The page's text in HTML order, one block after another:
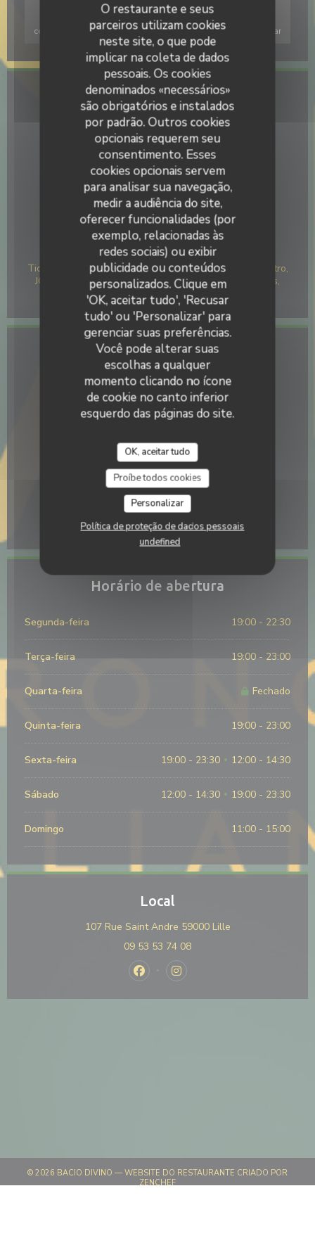
O restaurante e seus
parceiros utilizam cookies
neste site, o que pode
implicar na coleta de dados
pessoais. Os cookies
denominados «necessários»
são obrigatórios e instalados
por padrão. Outros cookies
opcionais requerem seu
consentimento. Esses
cookies opcionais servem
para analisar sua navegação,
medir a audiência do site,
oferecer funcionalidades (por
exemplo, relacionadas às
redes sociais) ou exibir
publicidade ou conteúdos
personalizados. Clique em
'OK, aceitar tudo', 'Recusar
tudo' ou 'Personalizar' para
gerenciar suas preferências.
Você pode alterar suas
escolhas a qualquer
momento clicando no ícone
de cookie no canto inferior
esquerdo das páginas do site.
OK, aceitar tudo
Proíbe todos cookies
Personalizar
Política de proteção de dados pessoais
undefined
Para exibir o mapa interativo do Waze, você deve aceitar os
cookies do Waze Map (Google). Esses cookies podem coletar
dados de navegação e localização.
Autorizar
Informações gerais
Culinária
Caseiro
Tipo de empresa
Restaurante italiano
Serviços
Privatização
Métodos de pagamento
Ticket Restaurante, Visa, Títulos de restaurante, Maestro,
JCB, Eurocard/Mastercard, Dinheiro, Cheques de férias,
Cartão Azul
Acesso
Metro
Rihour
Estação de bicicletas
Autocarro
Navette du Vieux Lille, bus10
Estacionamento
parking petit pont du paradis (façade esplanade)
Horário de abertura
Segunda-feira 19:00 - 22:30
Terça-feira 19:00 - 23:00
Quarta-feira Fechado
Quinta-feira 19:00 - 23:00
Sexta-feira 19:00 - 23:30 • 12:00 - 14:30
Sábado 12:00 - 14:30 • 19:00 - 23:30
Domingo 11:00 - 15:00
Local
107 Rue Saint Andre 59000 Lille((abre numa nova
09 53 53 74 08
Facebook ((abre numa nova janela))
Instagram ((abre numa nova
© 2026 BACIO DIVINO — WEBSITE DO RESTAURANTE CRIADO POR
ZENCHEF((ABRE NUMA NOVA JANELA))